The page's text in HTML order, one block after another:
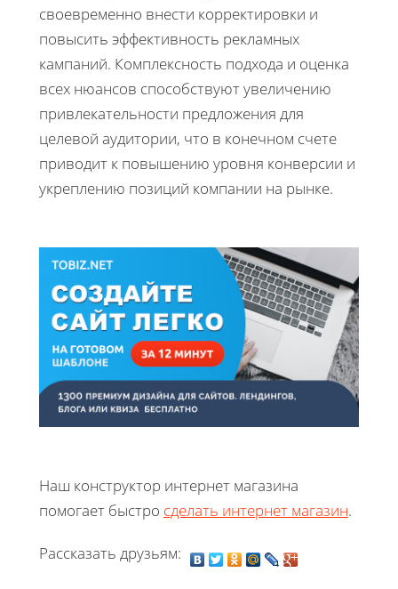
своевременно внести корректировки и
повысить эффективность рекламных
кампаний. Комплексность подхода и оценка
всех нюансов способствуют увеличению
привлекательности предложения для
целевой аудитории, что в конечном счете
приводит к повышению уровня конверсии и
укреплению позиций компании на рынке.
Наш конструктор интернет магазина
помогает быстро сделать интернет магазин.
Рассказать друзьям: